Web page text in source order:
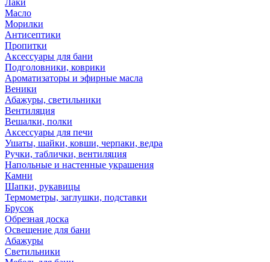
Лаки
Масло
Морилки
Антисептики
Пропитки
Аксессуары для бани
Подголовники, коврики
Ароматизаторы и эфирные масла
Веники
Абажуры, светильники
Вентиляция
Вешалки, полки
Аксессуары для печи
Ушаты, шайки, ковши, черпаки, ведра
Ручки, таблички, вентиляция
Напольные и настенные украшения
Камни
Шапки, рукавицы
Термометры, заглушки, подставки
Брусок
Обрезная доска
Освещение для бани
Абажуры
Светильники